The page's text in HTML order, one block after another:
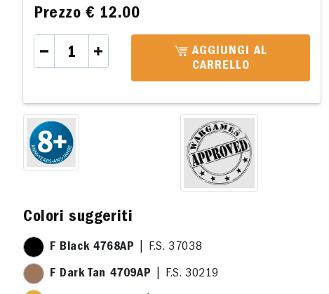
Prezzo€ 12.00
AGGIUNGI AL
CARRELLO
Colori suggeriti
F Black 4768AP | F.S. 37038
F Dark Tan 4709AP | F.S. 30219